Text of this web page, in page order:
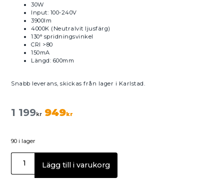
30W
Input: 100-240V
3900lm
4000K (Neutralvit ljusfärg)
130° spridningsvinkel
CRI >80
150mA
Längd: 600mm
Snabb leverans, skickas från lager i Karlstad.
1 199kr 949kr
90 i lager
Lägg till i varukorg